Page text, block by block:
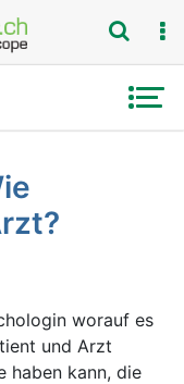
worauf es
und Arzt
haben kann, die